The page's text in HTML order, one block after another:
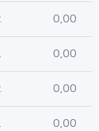
0,00
0,00
0,00
0,00